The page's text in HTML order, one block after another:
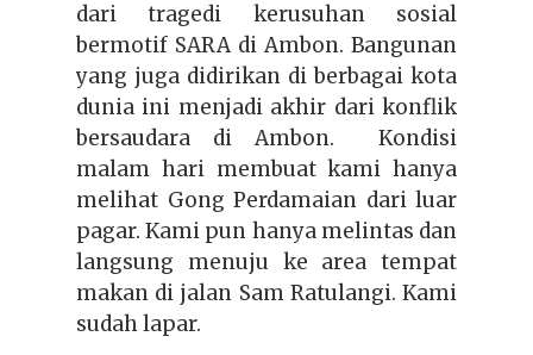
dari tragedi kerusuhan sosial
bermotif SARA di Ambon. Bangunan
yang juga didirikan di berbagai kota
dunia ini menjadi akhir dari konflik
bersaudara di Ambon. Kondisi
malam hari membuat kami hanya
melihat Gong Perdamaian dari luar
pagar. Kami pun hanya melintas dan
langsung menuju ke area tempat
makan di jalan Sam Ratulangi. Kami
sudah lapar.